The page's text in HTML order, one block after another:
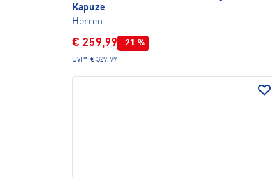
Kapuze
Herren
€ 259,99 -21 %
UVP* € 329,99